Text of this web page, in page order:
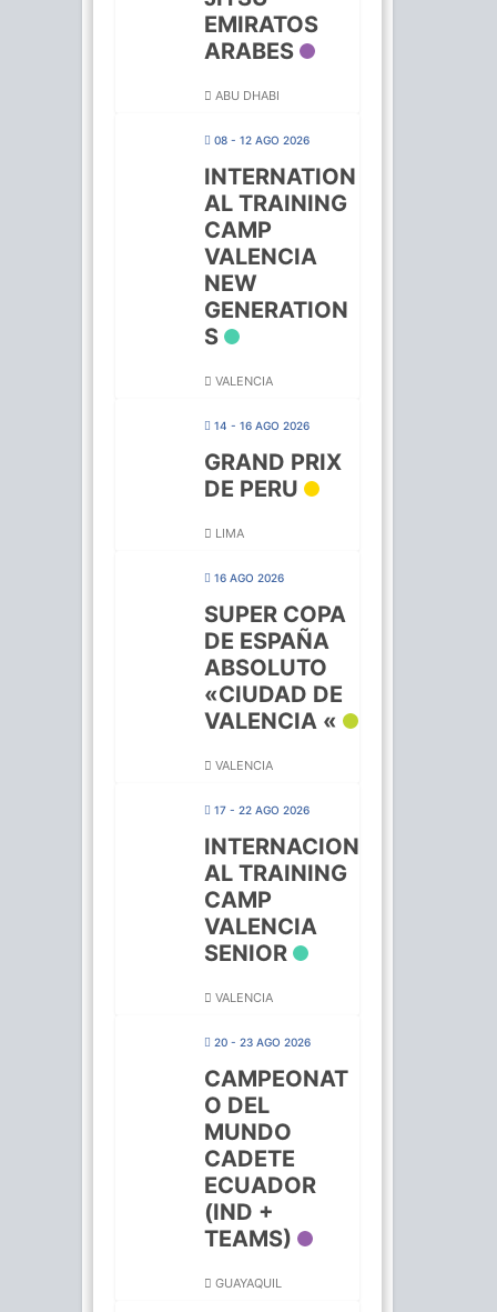
EMIRATOS
ARABES
ABU DHABI
08 - 12 AGO 2026
INTERNATION
AL TRAINING
CAMP
VALENCIA
NEW
GENERATION
S
VALENCIA
14 - 16 AGO 2026
GRAND PRIX
DE PERU
LIMA
16 AGO 2026
SUPER COPA
DE ESPAÑA
ABSOLUTO
«CIUDAD DE
VALENCIA «
VALENCIA
17 - 22 AGO 2026
INTERNACION
AL TRAINING
CAMP
VALENCIA
SENIOR
VALENCIA
20 - 23 AGO 2026
CAMPEONAT
O DEL
MUNDO
CADETE
ECUADOR
(IND +
TEAMS)
GUAYAQUIL